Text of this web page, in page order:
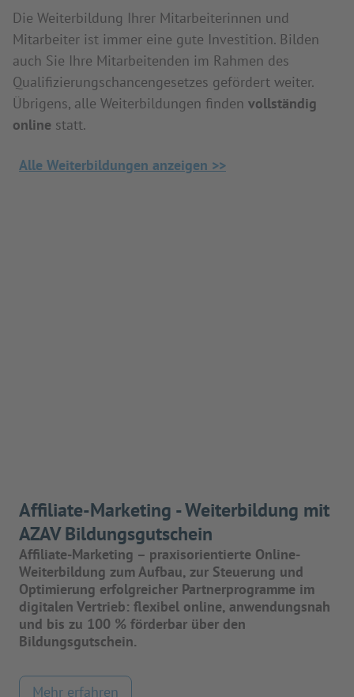
Die Weiterbildung Ihrer Mitarbeiterinnen und
Mitarbeiter ist immer eine gute Investition. Bilden
auch Sie Ihre Mitarbeitenden im Rahmen des
Qualifizierungschancengesetzes gefördert weiter.
Übrigens, alle Weiterbildungen finden vollständig
online statt.
Alle Weiterbildungen anzeigen >>
Affiliate-Marketing - Weiterbildung mit
AZAV Bildungsgutschein
Affiliate-Marketing – praxisorientierte Online-
Weiterbildung zum Aufbau, zur Steuerung und
Optimierung erfolgreicher Partnerprogramme im
digitalen Vertrieb: flexibel online, anwendungsnah
und bis zu 100 % förderbar über den
Bildungsgutschein.
Mehr erfahren